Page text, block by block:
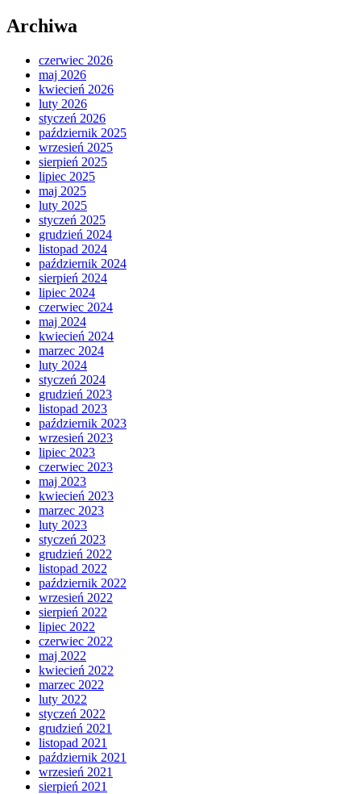
Archiwa
czerwiec 2026
maj 2026
kwiecień 2026
luty 2026
styczeń 2026
październik 2025
wrzesień 2025
sierpień 2025
lipiec 2025
maj 2025
luty 2025
styczeń 2025
grudzień 2024
listopad 2024
październik 2024
sierpień 2024
lipiec 2024
czerwiec 2024
maj 2024
kwiecień 2024
marzec 2024
luty 2024
styczeń 2024
grudzień 2023
listopad 2023
październik 2023
wrzesień 2023
lipiec 2023
czerwiec 2023
maj 2023
kwiecień 2023
marzec 2023
luty 2023
styczeń 2023
grudzień 2022
listopad 2022
październik 2022
wrzesień 2022
sierpień 2022
lipiec 2022
czerwiec 2022
maj 2022
kwiecień 2022
marzec 2022
luty 2022
styczeń 2022
grudzień 2021
listopad 2021
październik 2021
wrzesień 2021
sierpień 2021